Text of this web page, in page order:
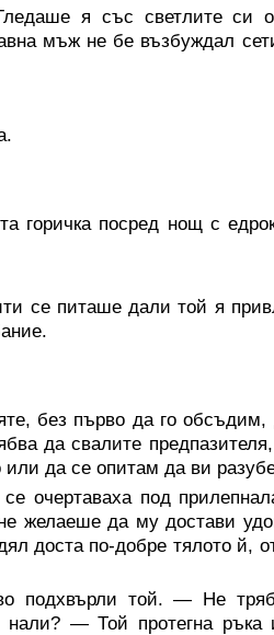
я със светлите си
мъж не бе възбуждал
горичка посред нощ с
се питаше дали той я
без първо да го обсъдим,
да свалите
да се опитам да ви
очертаваха под
желаеше да му достави
доста по-добре тялото й,
подхвърли той. — Не
— Той протегна ръка